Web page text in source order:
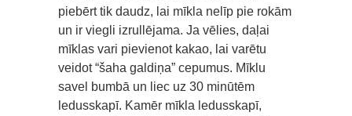
piebērt tik daudz, lai mīkla nelīp pie rokām
un ir viegli izrullējama. Ja vēlies, daļai
mīklas vari pievienot kakao, lai varētu
veidot “šaha galdiņa” cepumus. Mīklu
savel bumbā un liec uz 30 minūtēm
ledusskapī. Kamēr mīkla ledusskapī,